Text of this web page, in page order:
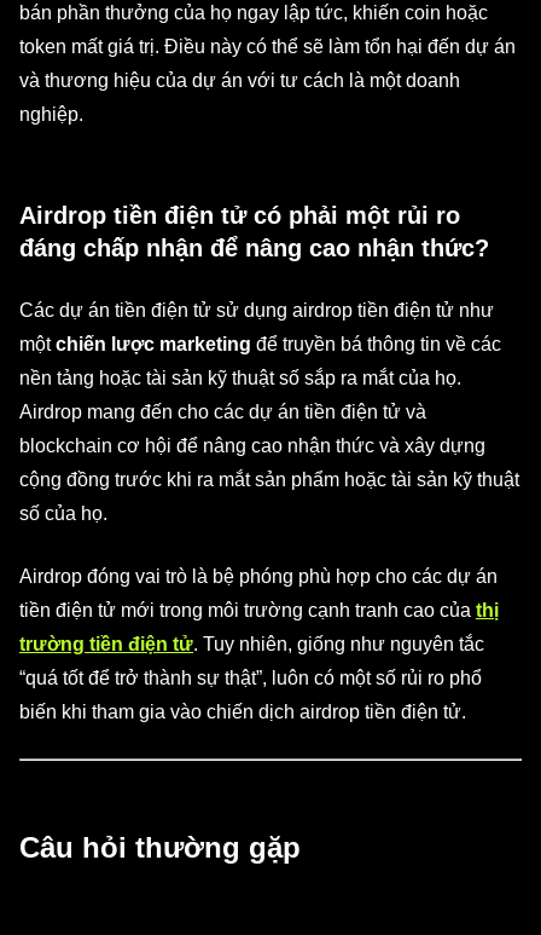
bán phần thưởng của họ ngay lập tức, khiến coin hoặc
token mất giá trị. Điều này có thể sẽ làm tổn hại đến dự án
và thương hiệu của dự án với tư cách là một doanh
nghiệp.
Airdrop tiền điện tử có phải một rủi ro
đáng chấp nhận để nâng cao nhận thức?
Các dự án tiền điện tử sử dụng airdrop tiền điện tử như
mộtchiến lược marketing để truyền bá thông tin về các
nền tảng hoặc tài sản kỹ thuật số sắp ra mắt của họ.
Airdrop mang đến cho các dự án tiền điện tử và
blockchain cơ hội để nâng cao nhận thức và xây dựng
cộng đồng trước khi ra mắt sản phẩm hoặc tài sản kỹ thuật
số của họ.
Airdrop đóng vai trò là bệ phóng phù hợp cho các dự án
tiền điện tử mới trong môi trường cạnh tranh cao của thị
trường tiền điện tử. Tuy nhiên, giống như nguyên tắc
“quá tốt để trở thành sự thật”, luôn có một số rủi ro phổ
biến khi tham gia vào chiến dịch airdrop tiền điện tử.
Câu hỏi thường gặp